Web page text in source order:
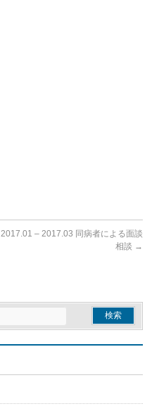
2017.01 – 2017.03 同病者による面談
相談 →